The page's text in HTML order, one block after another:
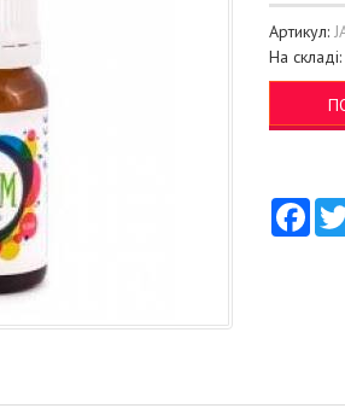
Артикул:
На